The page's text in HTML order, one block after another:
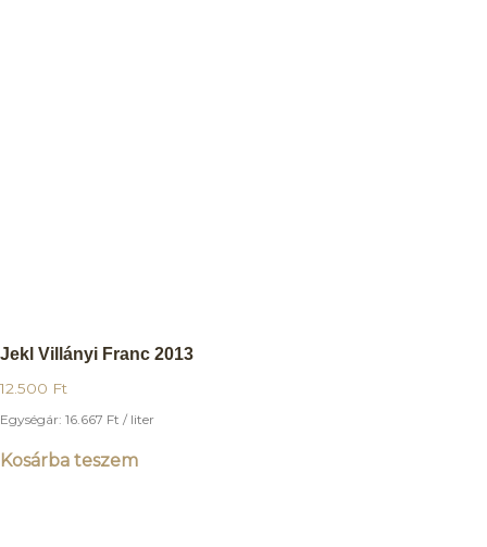
Jekl Villányi Franc 2013
12.500 Ft
Egységár: 16.667 Ft / liter
Kosárba teszem